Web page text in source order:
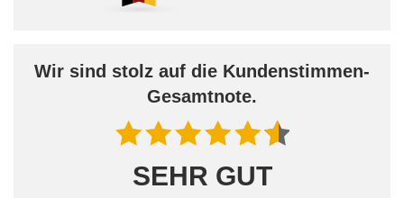
Wir sind stolz auf die Kundenstimmen-
Gesamtnote.
SEHR GUT